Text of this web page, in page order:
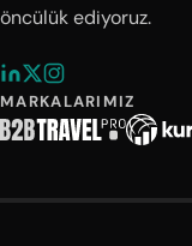
öncülük ediyoruz.
MARKALARIMIZ